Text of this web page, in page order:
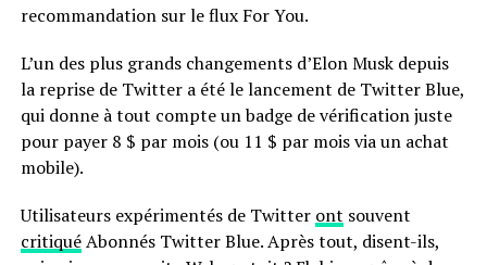
recommandation sur le flux For You.
L’un des plus grands changements d’Elon Musk depuis
la reprise de Twitter a été le lancement de Twitter Blue,
qui donne à tout compte un badge de vérification juste
pour payer 8 $ par mois (ou 11 $ par mois via un achat
mobile).
Utilisateurs expérimentés de Twitter ont souvent
critiquéAbonnés Twitter Blue. Après tout, disent-ils,